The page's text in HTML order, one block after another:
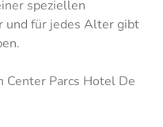
speziellen
und für jedes Alter gibt
Center Parcs Hotel De